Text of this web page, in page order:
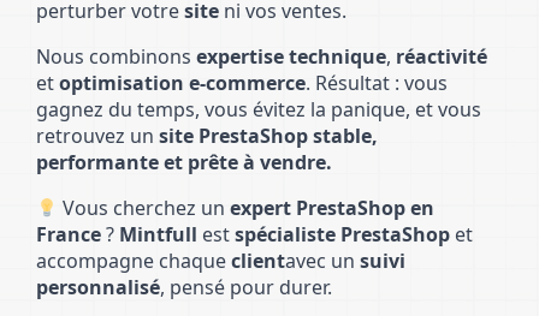
perturber votresite ni vos ventes.
Nous combinons expertise technique, réactivité
etoptimisation e-commerce. Résultat : vous
gagnez du temps, vous évitez la panique, et vous
retrouvez un site PrestaShop stable,
performante et prête à vendre.
Vous cherchez unexpert PrestaShop en
France? Mintfull estspécialiste PrestaShop et
accompagne chaqueclientavec un suivi
personnalisé, pensé pour durer.